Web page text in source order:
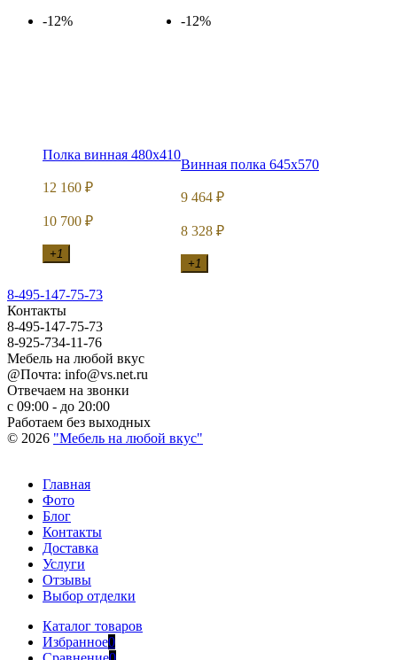
-12%
Полка винная 480х410
12 160 ₽
10 700 ₽
+1
-12%
Винная полка 645х570
9 464 ₽
8 328 ₽
+1
8-495-147-75-73
Контакты
8-495-147-75-73
8-925-734-11-76
Мебель на любой вкус
@Почта: info@vs.net.ru
Отвечаем на звонки
с 09:00 - до 20:00
Работаем без выходных
© 2026 "Мебель на любой вкус"
Главная
Фото
Блог
Контакты
Доставка
Услуги
Отзывы
Выбор отделки
Каталог товаров
Избранное0